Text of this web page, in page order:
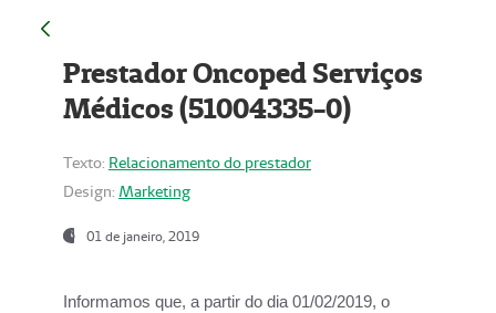
Prestador Oncoped Serviços
Médicos (51004335-0)
Texto: Relacionamento do prestador
Design: Marketing
01 de janeiro, 2019
Informamos que, a partir do dia 01/02/2019, o